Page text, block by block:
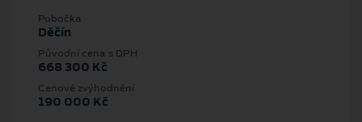
Pobočka
Děčín
Původní cena s DPH
668 300 Kč
Cenové zvýhodnění
190 000 Kč